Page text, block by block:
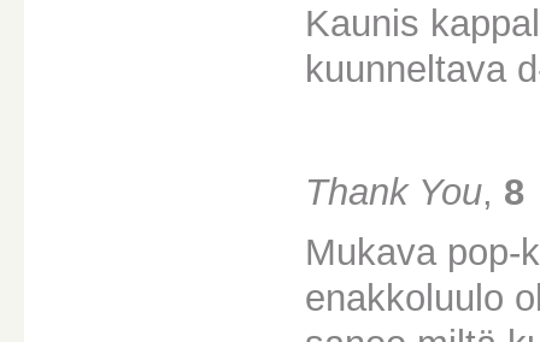
Kaunis
kuunneltava
Thank You, 8
Mukava pop-
enakkoluulo